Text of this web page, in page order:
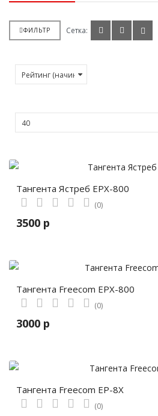
ФИЛЬТР Сетка:
Тангента Ястреб EPX-800
(0)
3500 р
Тангента Freecom EPX-800
(0)
3000 р
Тангента Freecom EP-8X
(0)